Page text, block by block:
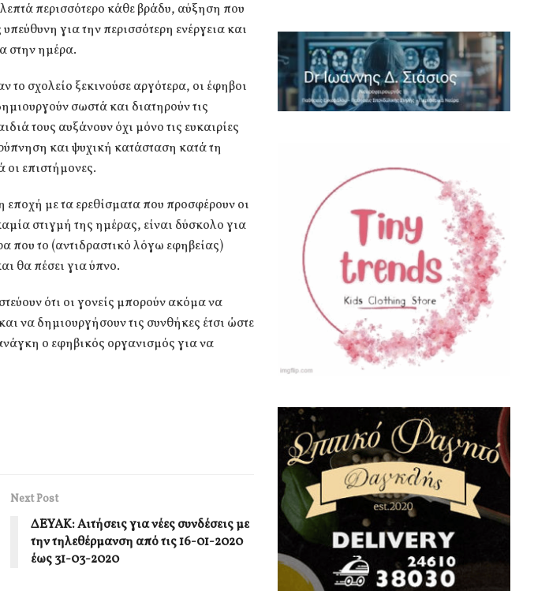
περισσότερο κάθε βράδυ, αύξηση που
για την περισσότερη ενέργεια και
στην ημέρα.
το σχολείο ξεκινούσε αργότερα, οι έφηβοι
σωστά και διατηρούν τις
τους αυξάνουν όχι μόνο τις ευκαιρίες
και ψυχική κατάσταση κατά τη
οι επιστήμονες.
με τα ερεθίσματα που προσφέρουν οι
στιγμή της ημέρας, είναι δύσκολο για
που το (αντιδραστικό λόγω εφηβείας)
θα πέσει για ύπνο.
ότι οι γονείς μπορούν ακόμα να
να δημιουργήσουν τις συνθήκες έτσι ώστε
ο εφηβικός οργανισμός για να
Next Post
ΔΕΥΑΚ: Αιτήσεις για νέες συνδέσεις με
την τηλεθέρμανση από τις 16-01-2020
έως 31-03-2020